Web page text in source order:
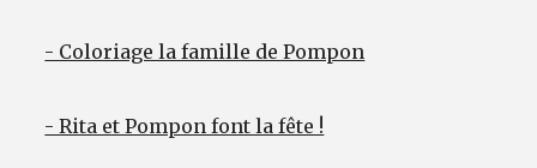
- Coloriage la famille de Pompon
- Rita et Pompon font la fête !